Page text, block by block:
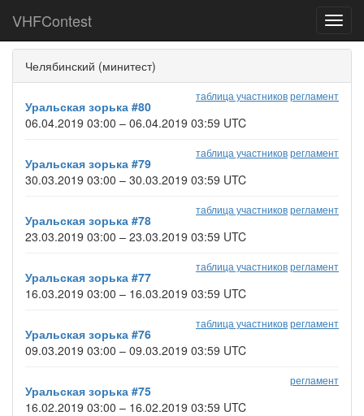
VHFContest
Челябинский (минитест)
таблица участниковрегламент
Уральская зорька #80
06.04.2019 03:00 – 06.04.2019 03:59 UTC
таблица участниковрегламент
Уральская зорька #79
30.03.2019 03:00 – 30.03.2019 03:59 UTC
таблица участниковрегламент
Уральская зорька #78
23.03.2019 03:00 – 23.03.2019 03:59 UTC
таблица участниковрегламент
Уральская зорька #77
16.03.2019 03:00 – 16.03.2019 03:59 UTC
таблица участниковрегламент
Уральская зорька #76
09.03.2019 03:00 – 09.03.2019 03:59 UTC
регламент
Уральская зорька #75
16.02.2019 03:00 – 16.02.2019 03:59 UTC